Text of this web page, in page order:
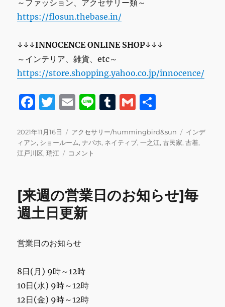
～ファッション、アクセサリー類～
https://flosun.thebase.in/
↓↓↓INNOCENCE ONLINE SHOP↓↓↓
～インテリア、雑貨、etc～
https://store.shopping.yahoo.co.jp/innocence/
F
c
e
o
o
k
T
it
te
E
ai
l
Li
e
T
m
bl
G
ai
l
投
稿
日:
2021年11月16日
カ
テ
ゴ
アクセサリー/hummingbird&sun
タ
グ
インデ
ィアン, ショールーム,ナバホ, ネイティブ,一之江,古民家,古着,
江戸川区,瑞江
【ご
料
プ
レ
ト
タ
コ
イ
コメント
[来週の営業日のお知らせ]毎
週土日更新
営業日のお知らせ
8日(月) 9時～12時
10日(水) 9時～12時
12日(金) 9時～12時